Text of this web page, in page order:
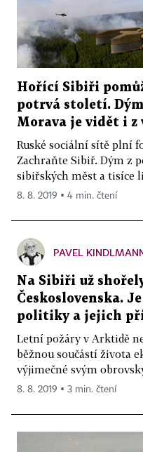
Hořící Sibiři
potrvá století.
Morava je vidět i z
Ruské sociální sítě plní
Zachraňte Sibiř. Dým z
sibiřských měst a tisíce
8. 8. 2019 ▪ 4 min. čtení
PAVEL
Na Sibiři už
Československa.
politiky a jejich
Letní požáry v Arktidě
běžnou součástí života
výjimečné svým
8. 8. 2019 ▪ 3 min. čtení